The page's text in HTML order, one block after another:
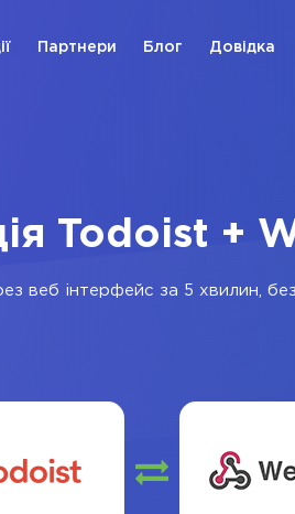
Партнери Блог Довідка
Todoist +
веб інтерфейс за 5 хвилин,